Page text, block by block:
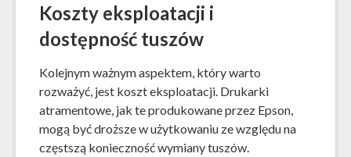
Koszty eksploatacji i
dostępność tuszów
Kolejnym ważnym aspektem, który warto
rozważyć, jest koszt eksploatacji. Drukarki
atramentowe, jak te produkowane przez Epson,
mogą być droższe w użytkowaniu ze względu na
częstszą konieczność wymiany tuszów.